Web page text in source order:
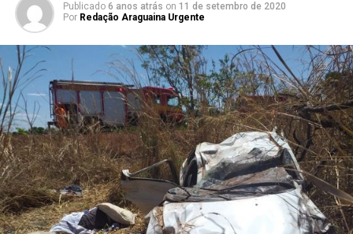
Publicado 6 anos atrás on 11 de setembro de 2020
Por Redação Araguaina Urgente